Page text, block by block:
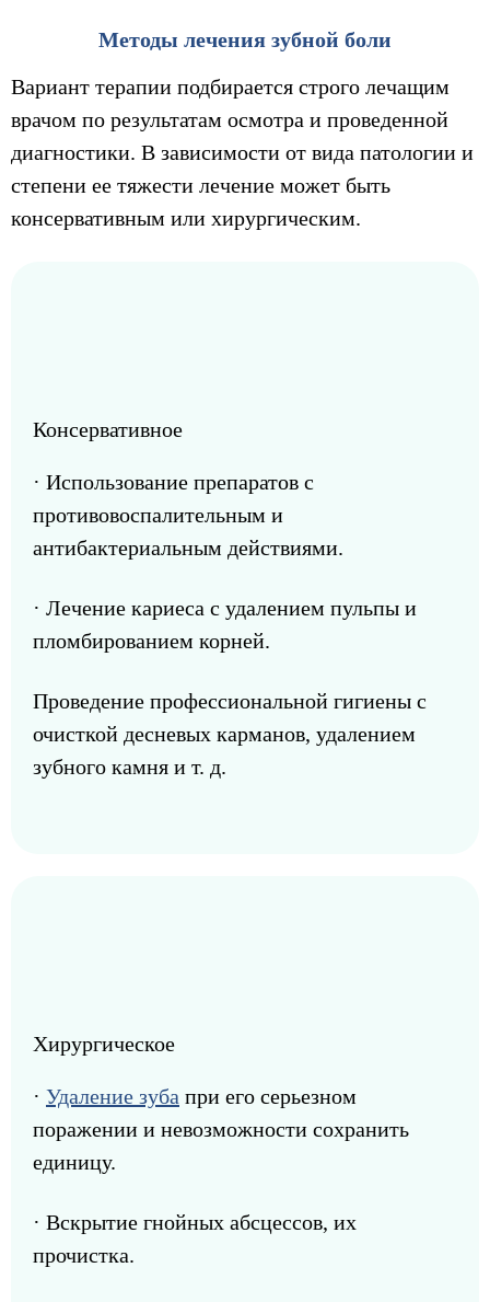
Методы лечения зубной боли
Вариант терапии подбирается строго лечащим
врачом по результатам осмотра и проведенной
диагностики. В зависимости от вида патологии и
степени ее тяжести лечение может быть
консервативным или хирургическим.
Консервативное
· Использование препаратов с
противовоспалительным и
антибактериальным действиями.
· Лечение кариеса с удалением пульпы и
пломбированием корней.
Проведение профессиональной гигиены с
очисткой десневых карманов, удалением
зубного камня и т. д.
Хирургическое
· Удаление зуба при его серьезном
поражении и невозможности сохранить
единицу.
· Вскрытие гнойных абсцессов, их
прочистка.